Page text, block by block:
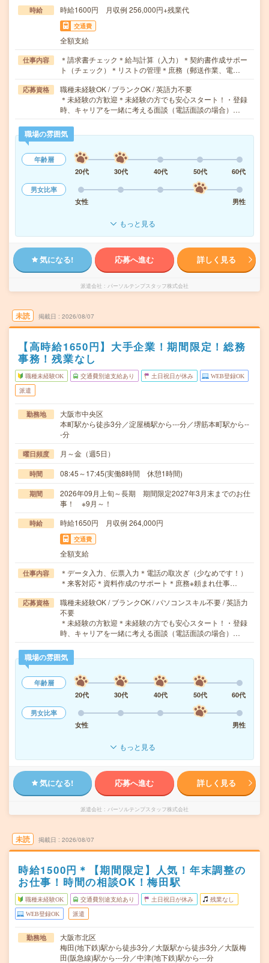
時給 時給1600円 月収例 256,000円+残業代
交通費
全額支給
仕事内容
＊請求書チェック＊給与計算（入力）＊契約書作成サポー
ト（チェック）＊リストの管理＊庶務（郵送作業、電…
応募資格
職種未経験OK / ブランクOK / 英語力不要
＊未経験の方歓迎＊未経験の方でも安心スタート！・登録
時、キャリアを一緒に考える面談（電話面談の場合）…
職場の雰囲気
年齢層
20代
30代 40代 50代
60代
男女比率
女性
男性
もっと見る
気になる! 応募へ進む 詳しく見る
派遣会社 パーソルテンプスタッフ株式会社
未読 掲載日 2026/08/07
【高時給1650円】大手企業！期間限定！総務
事務！残業なし
職種未経験OK 交通費別途支給あり 土日祝日が休み WEB登録OK
派遣
勤務地
大阪市中央区
本町駅から徒歩3分／淀屋橋駅から---分／堺筋本町駅から--
-分
曜日頻度 月～金（週5日）
時間 08:45～17:45(実働8時間 休憩1時間)
期間
2026年09月上旬～長期 期間限定2027年3月末までのお仕
事！ ※9月～！
時給 時給1650円 月収例 264,000円
交通費
全額支給
仕事内容
＊データ入力、伝票入力＊電話の取次ぎ（少なめです！）
＊来客対応＊資料作成のサポート＊庶務※頼まれ仕事…
応募資格
職種未経験OK / ブランクOK / パソコンスキル不要 / 英語力
不要
＊未経験の方歓迎＊未経験の方でも安心スタート！・登録
時、キャリアを一緒に考える面談（電話面談の場合）…
職場の雰囲気
年齢層
20代
30代 40代 50代
60代
男女比率
女性
男性
もっと見る
気になる! 応募へ進む 詳しく見る
派遣会社 パーソルテンプスタッフ株式会社
未読 掲載日 2026/08/07
時給1500円＊【期間限定】人気！年末調整の
お仕事！時間の相談OK！梅田駅
職種未経験OK 交通費別途支給あり 土日祝日が休み 残業なし
WEB登録OK 派遣
勤務地
大阪市北区
梅田(地下鉄)駅から徒歩3分／大阪駅から徒歩3分／大阪梅
田(阪急線)駅から---分／中津(地下鉄)駅から---分